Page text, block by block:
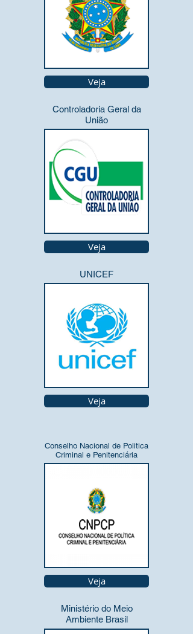
Veja
Controladoria Geral da
União
Veja
UNICEF
Veja
Conselho Nacional de Politica
Criminal e Penitenciária
Veja
Ministério do Meio
Ambiente Brasil